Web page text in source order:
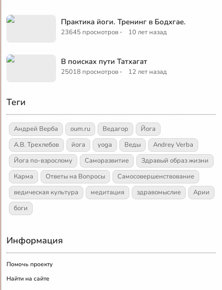
Практика йоги. Тренинг в Бодхгае.
23645 просмотров · 10 лет назад
В поисках пути Татхагат
25018 просмотров · 12 лет назад
Теги
Андрей Верба oum.ru Ведагор
Йога
А.В. Трехлебов
йога yoga Веды
Andrey Verba
Йога по-взрослому
Саморазвитие
Здравый образ жизни
Карма
Ответы на Вопросы
Самосовершенствование
ведическая культура
медитация здравомыслие
Арии
боги
Информация
Помочь проекту
Найти на сайте